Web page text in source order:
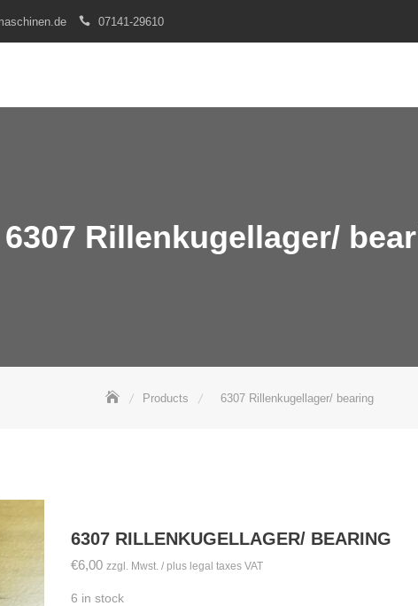
07141-29610
6307 Rillenkugellager/
Products 6307 Rillenkugellager/ bearing
6307 RILLENKUGELLAGER/ BEARING
€6,00 zzgl. Mwst. / plus legal taxes VAT
6 in stock